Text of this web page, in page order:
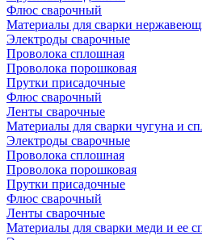
Флюс сварочный
Материалы для сварки
Электроды сварочные
Проволока сплошная
Проволока порошковая
Прутки присадочные
Флюс сварочный
Ленты сварочные
Материалы для сварки чугуна и
Электроды сварочные
Проволока сплошная
Проволока порошковая
Прутки присадочные
Флюс сварочный
Ленты сварочные
Материалы для сварки меди и ее